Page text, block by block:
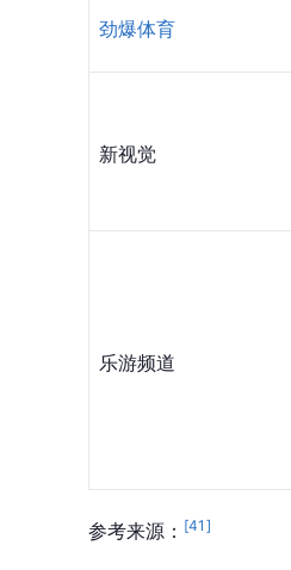
劲爆体育
新视觉
乐游频道
参考来源： [41 ]